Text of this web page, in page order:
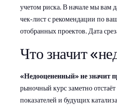
учетом риска. В начале мы вам
чек‑лист с рекомендации по
отобранных проектов. Дата
Что значит
«Недооцененный» не значит
рыночный курс заметно
показателей и будущих